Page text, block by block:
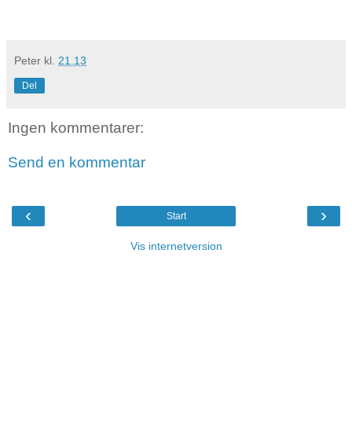
Peter kl. 21.13
Del
Ingen kommentarer:
Send en kommentar
‹ ›
Start
Vis internetversion